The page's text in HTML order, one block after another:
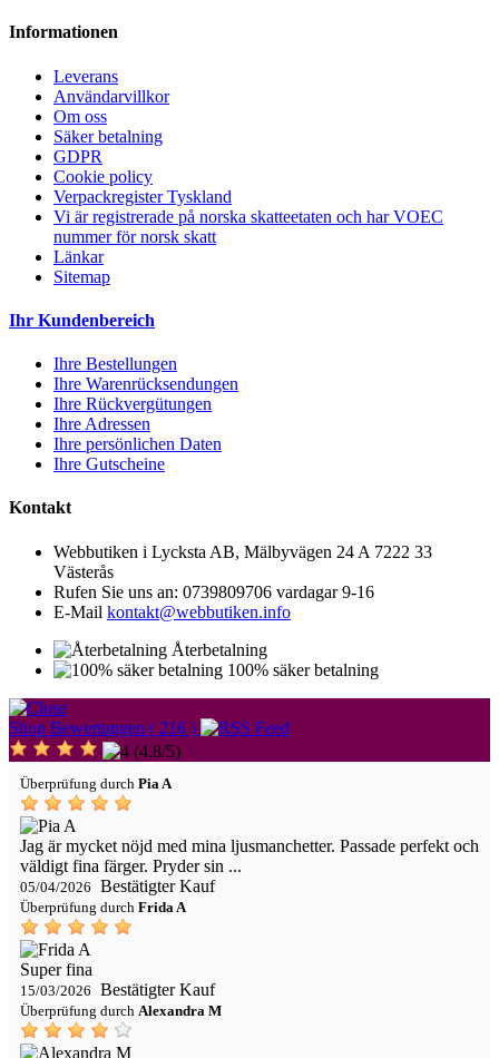
Informationen
Leverans
Användarvillkor
Om oss
Säker betalning
GDPR
Cookie policy
Verpackregister Tyskland
Vi är registrerade på norska skatteetaten och har VOEC
nummer för norsk skatt
Länkar
Sitemap
Ihr Kundenbereich
Ihre Bestellungen
Ihre Warenrücksendungen
Ihre Rückvergütungen
Ihre Adressen
Ihre persönlichen Daten
Ihre Gutscheine
Kontakt
Webbutiken i Lycksta AB, Mälbyvägen 24 A 7222 33
Västerås
Rufen Sie uns an: 0739809706 vardagar 9-16
E-Mail kontakt@webbutiken.info
Återbetalning
100% säker betalning
Shop Bewertungen ( 216 )
(4,8/5)
Überprüfung durch Pia A
Jag är mycket nöjd med mina ljusmanchetter. Passade perfekt och
väldigt fina färger. Pryder sin ...
05/04/2026 Bestätigter Kauf
Überprüfung durch Frida A
Super fina
15/03/2026 Bestätigter Kauf
Überprüfung durch Alexandra M